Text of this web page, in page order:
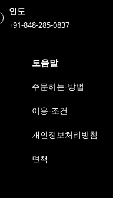
인도
+91-848-285-0837
도움말
주문하는-방법
이용-조건
개인정보처리방침
면책